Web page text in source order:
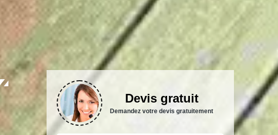
Devis gratuit
Demandez votre devis gratuitement